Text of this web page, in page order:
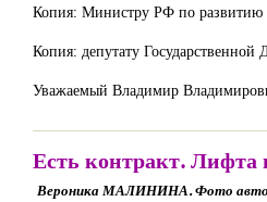
Копия: Министру РФ по
Копия: депутату
Уважаемый Владимир
Есть контракт. Лифта
Вероника МАЛИНИНА. Фото